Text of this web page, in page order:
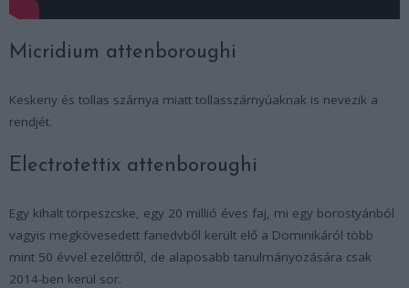
Micridium attenboroughi
Keskeny és tollas szárnya miatt tollasszárnyúaknak is nevezik a
rendjét.
Electrotettix attenboroughi
Egy kihalt törpeszcske, egy 20 millió éves faj, mi egy borostyánból
vagyis megkövesedett fanedvből került elő a Dominikáról több
mint 50 évvel ezelőttről, de alaposabb tanulmányozására csak
2014-ben kerül sor.